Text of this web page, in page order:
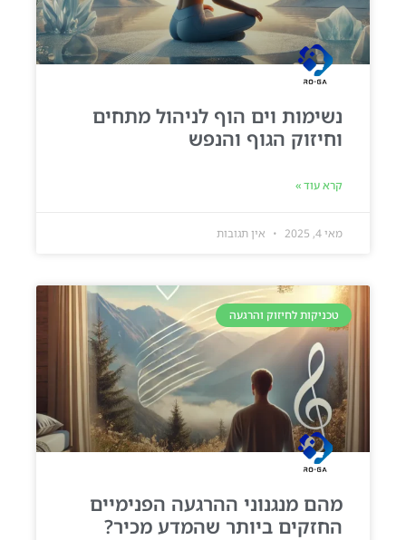
נשימות וים הוף לניהול מתחים
וחיזוק הגוף והנפש
קרא עוד »
מאי 4, 2025 אין תגובות
טכניקות לחיזוק והרגעה
מהם מנגנוני ההרגעה הפנימיים
החזקים ביותר שהמדע מכיר?